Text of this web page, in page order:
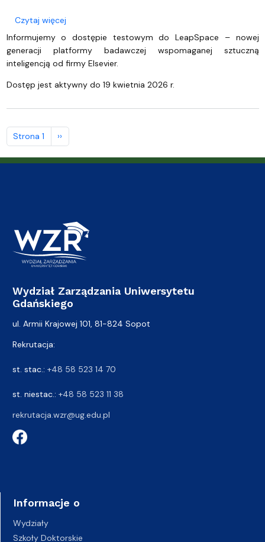
Czytaj więcejo Zapraszamy do testowania LeapSpace –
Informujemy o dostępie testowym do LeapSpace – nowej
generacji platformy badawczej wspomaganej sztuczną
inteligencją od firmy Elsevier.
Dostęp jest aktywny do 19 kwietnia 2026 r.
Stronicowanie
Strona 1 Następna strona
››
Wydział Zarządzania Uniwersytetu
Gdańskiego
ul. Armii Krajowej 101, 81-824 Sopot
Rekrutacja:
st. stac.: +48 58 523 14 70
st. niestac.: +48 58 523 11 38
rekrutacja.wzr@ug.edu.pl
Informacje o
Wydziały
Szkoły Doktorskie